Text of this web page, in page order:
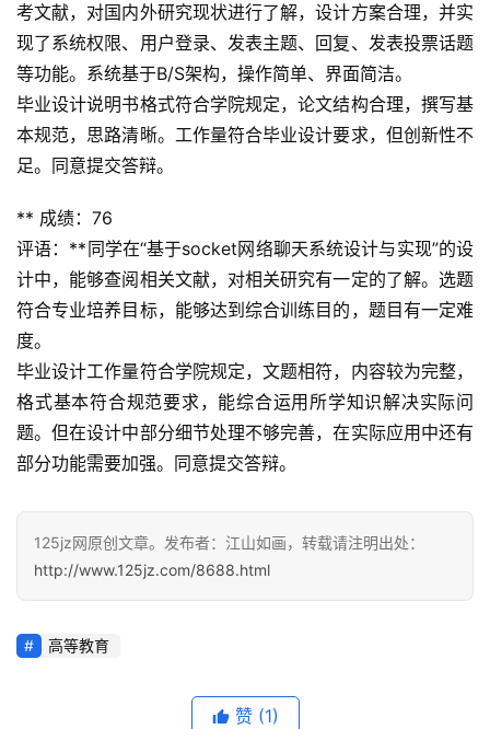
考文献，对国内外研究现状进行了解，设计方案合理，并实
现了系统权限、用户登录、发表主题、回复、发表投票话题
等功能。系统基于B/S架构，操作简单、界面简洁。
毕业设计说明书格式符合学院规定，论文结构合理，撰写基
本规范，思路清晰。工作量符合毕业设计要求，但创新性不
足。同意提交答辩。
** 成绩：76
评语：**同学在“基于socket网络聊天系统设计与实现”的设
计中，能够查阅相关文献，对相关研究有一定的了解。选题
符合专业培养目标，能够达到综合训练目的，题目有一定难
度。
毕业设计工作量符合学院规定，文题相符，内容较为完整，
格式基本符合规范要求，能综合运用所学知识解决实际问
题。但在设计中部分细节处理不够完善，在实际应用中还有
部分功能需要加强。同意提交答辩。
125jz网原创文章。发布者：江山如画，转载请注明出处：
http://www.125jz.com/8688.html
高等教育
赞 (1)